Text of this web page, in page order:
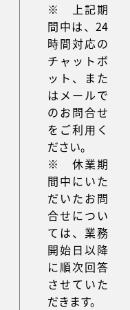
※ 上記期
間中は、24
時間対応の
チャットボ
ット、また
はメールで
のお問合せ
をご利用く
ださい。
※ 休業期
間中にいた
だいたお問
合せについ
ては、業務
開始日以降
に順次回答
させていた
だきます。